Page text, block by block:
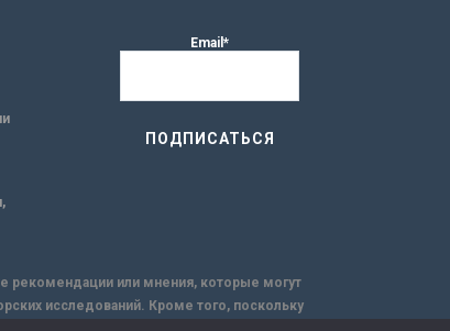
Email*
рекомендации или мнения, которые могут
исследований. Кроме того, поскольку